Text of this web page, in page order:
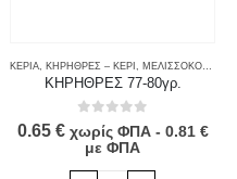
ΤΡΟΦΙΜΑ
ΚΕΡΙΑ ΚΗΡΗΘΡΕΣ – ΚΕΡΙ ΜΕΛΙΣΣΟΚΟΜΙΚΟΣ ΕΞΟΠΛΙΣΜΟΣ
ΚΗΡΗΘΡΕΣ 77-80γρ.
out of 5
0.65 € χωρίς ΦΠΑ - 0.81 €
με ΦΠΑ